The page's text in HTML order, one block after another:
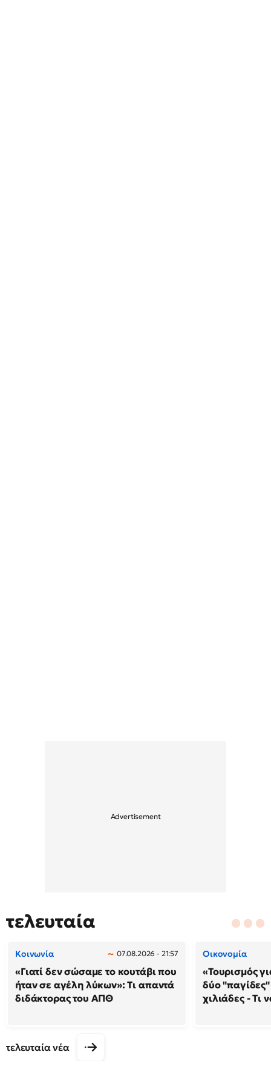
τελευταία
Κοινωνία 07.08.2026 - 21:57
«Γιατί δεν σώσαμε το κουτάβι που
ήταν σε αγέλη λύκων»: Τι απαντά
διδάκτορας του ΑΠΘ
Οικονομία
«Τουρισμός
δύο
χιλιάδες - Τι
τελευταία νέα